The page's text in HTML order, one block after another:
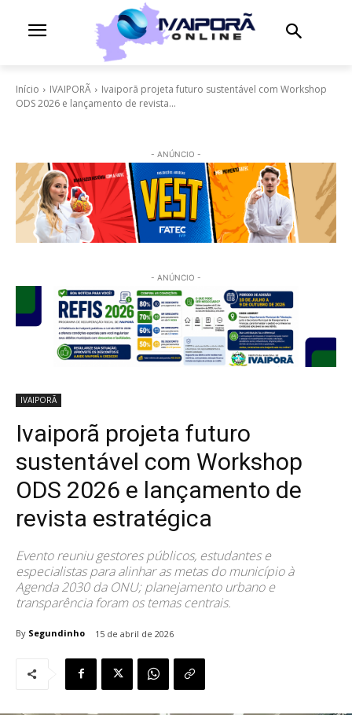
Início IVAIPORÃ
Ivaiporã projeta futuro sustentável com Workshop
ODS 2026 e lançamento de revista...
- ANÚNCIO -
- ANÚNCIO -
IVAIPORÃ
Ivaiporã projeta futuro
sustentável com Workshop
ODS 2026 e lançamento de
revista estratégica
Evento reuniu gestores públicos, estudantes e
especialistas para alinhar as metas do município à
Agenda 2030 da ONU; planejamento urbano e
transparência foram os temas centrais.
By Segundinho 15 de abril de 2026